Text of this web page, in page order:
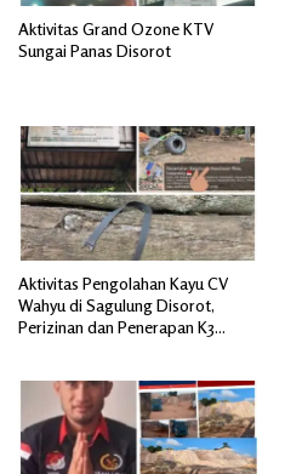
Aktivitas Grand Ozone KTV
Sungai Panas Disorot
Aktivitas Pengolahan Kayu CV
Wahyu di Sagulung Disorot,
Perizinan dan Penerapan K3